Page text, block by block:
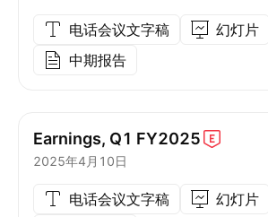
电话会议文字稿
幻灯片
中期报告
Earnings, Q1 FY2025
2025年4月10日
电话会议文字稿
幻灯片